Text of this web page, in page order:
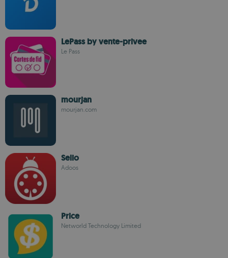
LePass by vente-privee
Le Pass
mourjan
mourjan.com
Selio
Adoos
Price
Networld Technology Limited